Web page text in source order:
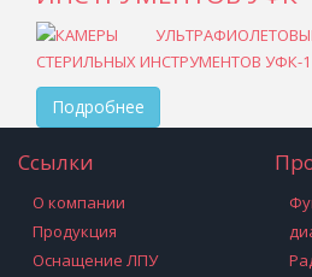
Подробнее
Ссылки
О компании
Продукция
Оснащение ЛПУ